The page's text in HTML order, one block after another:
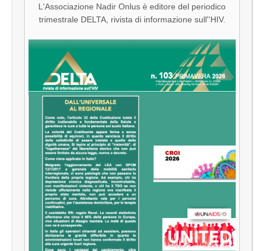
L'Associazione Nadir Onlus è editore del periodico
trimestrale DELTA, rivista di informazione sull''HIV.